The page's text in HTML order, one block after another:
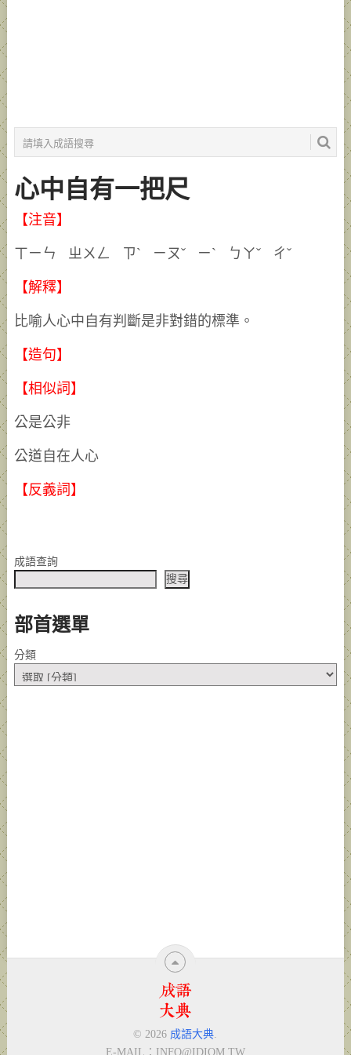
心中自有一把尺
【注音】
ㄒㄧㄣ ㄓㄨㄥ ㄗˋ ㄧㄡˇ ㄧˋ ㄅㄚˇ ㄔˇ
【解釋】
比喻人心中自有判斷是非對錯的標準。
【造句】
【相似詞】
公是公非
公道自在人心
【反義詞】
成語查詢
搜尋
部首選單
分類
© 2026 成語大典.
E-MAIL： INFO@IDIOM.TW